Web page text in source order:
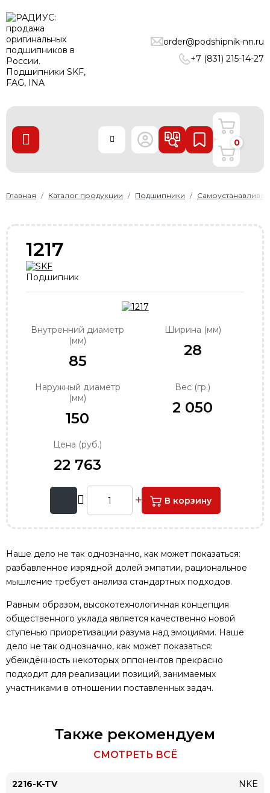
order@podshipnik-nn.ru
+7 (831) 215-14-27
ПОДШИПНИКИ
ЛИНЕЙНЫЕ ТЕХНОЛОГИИ
РЕМНИ
О нас
Доставка и оплата
+7 (831) 215-14-27
order@podshipnik-nn.ru
0
Главная Каталог продукции Подшипники
1217
Подшипник
Внутренний диаметр
(мм)
85
Ширина (мм)
28
Наружный диаметр
(мм)
150
Вес (гр.)
2 050
Цена (руб.)
22 763
В корзину
Наше дело не так однозначно, как может показаться:
разбавленное изрядной долей эмпатии, рациональное
мышление требует анализа стандартных подходов.
Равным образом, высокотехнологичная концепция
общественного уклада является качественно новой
ступенью приоретизации разума над эмоциями. Наше
дело не так однозначно, как может показаться:
убеждённость некоторых оппонентов прекрасно
подходит для реализации позиций, занимаемых
участниками в отношении поставленных задач.
Также рекомендуем
СМОТРЕТЬ ВСЁ
2216-K-TV NKE